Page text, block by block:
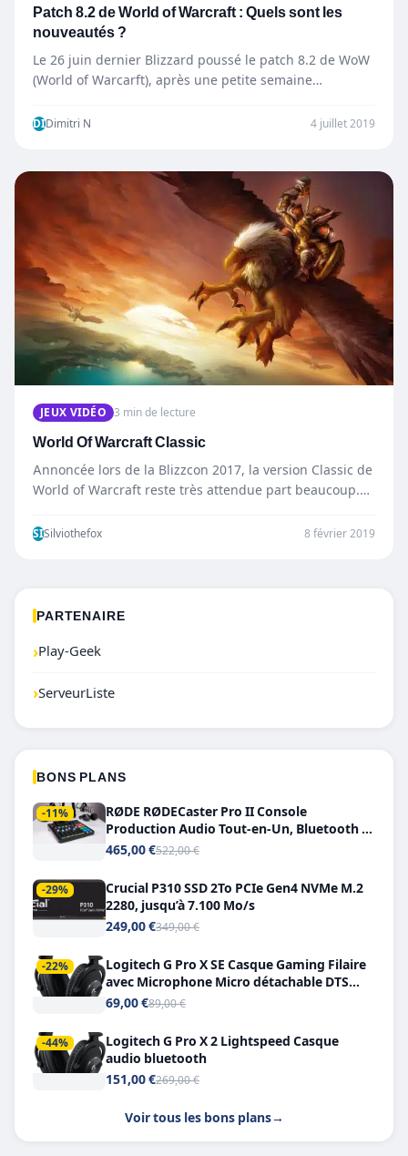
Patch 8.2 de World of Warcraft : Quels sont les
nouveautés ?
Le 26 juin dernier Blizzard poussé le patch 8.2 de WoW
(World of Warcarft), après une petite semaine…
DIDimitri N 4 juillet 2019
JEUX VIDÉO 3 min de lecture
World Of Warcraft Classic
Annoncée lors de la Blizzcon 2017, la version Classic de
World of Warcraft reste très attendue part beaucoup.…
SISilviothefox 8 février 2019
PARTENAIRE
›Play-Geek
›ServeurListe
BONS PLANS
-11%
RØDE RØDECaster Pro II Console
Production Audio Tout-en-Un, Bluetooth et
Double USB-C
465,00 €522,00 €
-29%
Crucial P310 SSD 2To PCIe Gen4 NVMe M.2
2280, jusqu’à 7.100 Mo/s
249,00 €349,00 €
-22%
Logitech G Pro X SE Casque Gaming Filaire
avec Microphone Micro détachable DTS
Headphone X 7.1
69,00 €89,00 €
-44%
Logitech G Pro X 2 Lightspeed Casque
audio bluetooth
151,00 €269,00 €
Voir tous les bons plans→